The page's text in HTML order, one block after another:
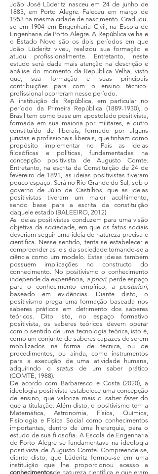
João José Lüderitz nasceu em 24 de junho de
1883, em Porto Alegre. Faleceu em março de
1953 na mesma cidade de nascimento. Graduou-
se em 1904 em Engenharia Civil, na Escola de
Engenharia de Porto Alegre. A República velha e
o Estado Novo são os dois períodos em que
João Lüderitz viveu, realizou sua formação e
atuou profissionalmente. Entretanto, neste
estudo será dada mais atenção na descrição e
análise do momento da República Velha, visto
que, sua formação e suas principais
contribuições para com o ensino técnico-
profissional ocorreram nesse período.
A instituição da República, em particular no
período da Primeira República(1889-1930), o
Brasil tem como base um apostolado positivista,
formada em sua maioria por militares, e outro
constituído de liberais, formado por alguns
juristas e profissionais liberais, que tinham como
propósito implementar no País as ideias
filosóficas e políticas, fundamentadas na
concepção positivista de Augusto Comte.
Entretanto, na escrita da Constituição de 24 de
fevereiro de 1891, as ideias positivistas tiveram
pouco espaço. Será no Rio Grande do Sul, sob o
governo de Júlio de Castilhos, que as ideias
positivistas tiveram um maior acolhimento,
sendo base para a escrita da constituição
daquele estado (BALEEIRO, 2012).
As ideias positivistas conduzem para uma visão
objetiva da sociedade, em que os fatos sociais
deveriam seguir uma ideia de natureza precisa e
científica. Nesse sentido, tenta-se estabelecer e
compreender as leis da sociedade tomando-se a
ciência como um modelo. Estas ideias também
possuem implicações no constructo do
conhecimento. No positivismo o conhecimento
independe da experiência, a priori, perde espaço
para o conhecimento empírico, a posteriori,
baseado em evidências. Diante disto, o
positivismo prega uma formação baseada nos
saberes práticos em detrimento dos saberes
teóricos. Dito isto, no espaço formativo
positivista, os saberes teóricos devem operar
com o sentido de uma tecnologia teórica, isto é,
como um conjunto de saberes capazes de serem
mobilizados na forma de técnica, ou de
procedimentos, ou ainda, como instrumentos
para a execução de uma atividade humana,
adquirindo o status de um saber prático
(COMTE, 1988).
De acordo com Barbaresco e Costa (2020), a
ideologia positivista estabelece uma concepção
de ensino, que valoriza mais o saber fazerdo
que a titulação. Além disto, o positivismo tem a
Matemática, Astronomia, Física, Química,
Fisiologia e Física Social como conhecimentos
importantes, dentro de uma hierarquia, para o
estudo de sua filosofia. A Escola de Engenharia
de Porto Alegre se fundamentava na ideologia
positivista de Augusto Comte. Compreende-se,
diante disto, que Lüderitz formou-se em uma
instituição que lhe proporcionou acesso a
conhecimentosde natureza científica e que eram